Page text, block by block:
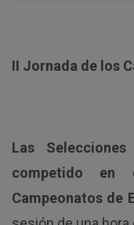
II Jornada de los
Las
competido
Campeonatos de